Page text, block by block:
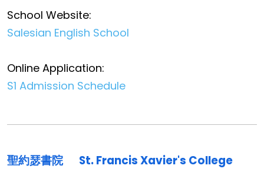
School Website:
Salesian English School
Online Application:
S1 Admission Schedule
聖約瑟書院 St. Francis Xavier's College